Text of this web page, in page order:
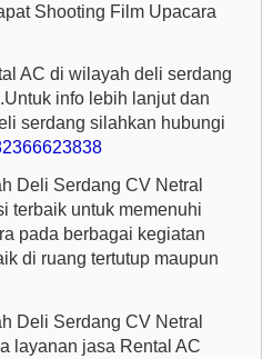
Shooting Film Upacara
AC di wilayah deli serdang
info lebih lanjut dan
serdang silahkan hubungi
Deli Serdang CV Netral
terbaik untuk memenuhi
pada berbagai kegiatan
di ruang tertutup maupun
Deli Serdang CV Netral
layanan jasa Rental AC